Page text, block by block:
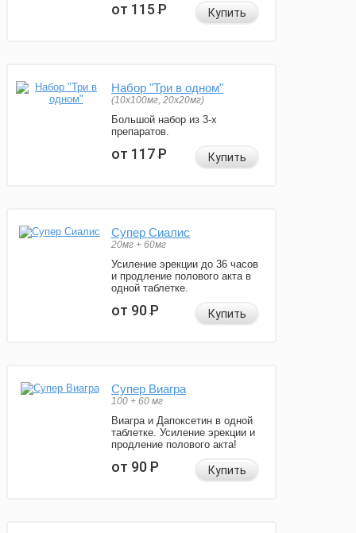
от 115Р Купить
Набор "Три в одном"
(10x100мг, 20x20мг)
Большой набор из 3-х
препаратов.
от 117Р Купить
Супер Сиалис
20мг + 60мг
Усиление эрекции до 36 часов
и продление полового акта в
одной таблетке.
от 90Р Купить
Супер Виагра
100 + 60 мг
Виагра и Дапоксетин в одной
таблетке. Усиление эрекции и
продление полового акта!
от 90Р Купить